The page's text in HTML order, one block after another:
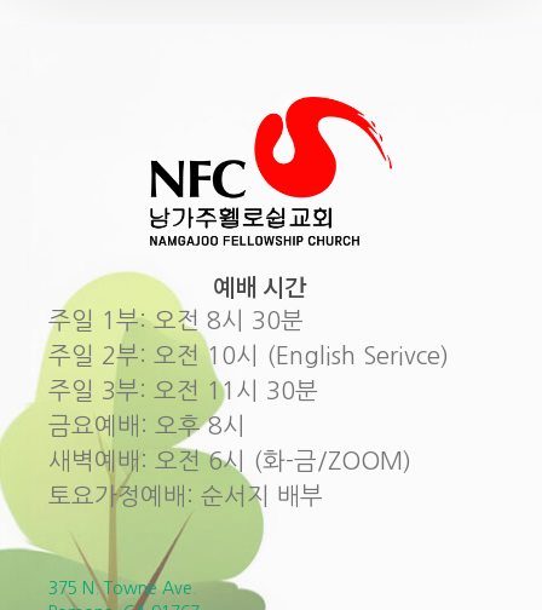
예배 시간
주일 1부: 오전 8시 30분
주일 2부: 오전 10시 (English Serivce)
주일 3부: 오전 11시 30분
금요예배: 오후 8시
새벽예배: 오전 6시 (화-금/ZOOM)
토요가정예배: 순서지 배부
375 N. Towne Ave.